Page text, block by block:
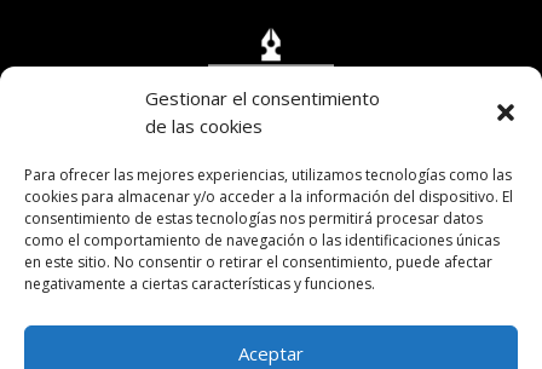
Gestionar el consentimiento
de las cookies
Para ofrecer las mejores experiencias, utilizamos tecnologías como las
cookies para almacenar y/o acceder a la información del dispositivo. El
consentimiento de estas tecnologías nos permitirá procesar datos
como el comportamiento de navegación o las identificaciones únicas
en este sitio. No consentir o retirar el consentimiento, puede afectar
negativamente a ciertas características y funciones.
Aceptar
